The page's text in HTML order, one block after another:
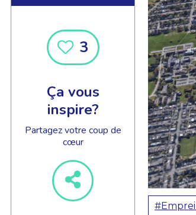
3
Ça vous
inspire?
Partagez votre coup de
cœur